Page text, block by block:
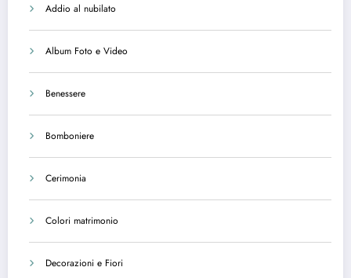
Addio al nubilato
Album Foto e Video
Benessere
Bomboniere
Cerimonia
Colori matrimonio
Decorazioni e Fiori